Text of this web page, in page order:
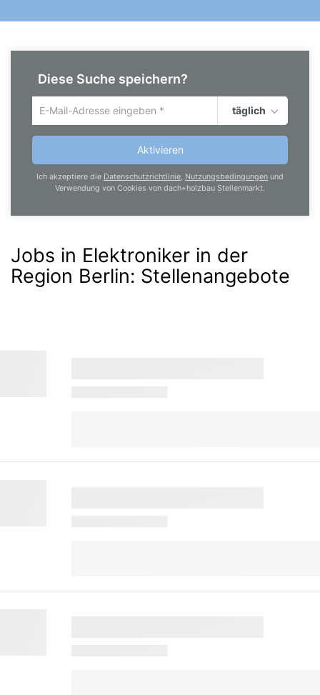
Diese Suche speichern?
Um
die
aktuelle
zu
speichern
deine
ein
täglich
Aktivieren
Ich akzeptiere die Datenschutzrichtlinie, Nutzungsbedingungen und
Verwendung von Cookies von dach+holzbau Stellenmarkt.
Jobs in Elektroniker in der
Region Berlin: Stellenangebote